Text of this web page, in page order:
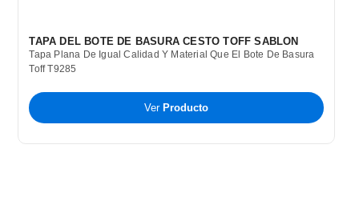
TAPA DEL BOTE DE BASURA CESTO TOFF SABLON
Tapa Plana De Igual Calidad Y Material Que El Bote De Basura
Toff T9285
Ver Producto